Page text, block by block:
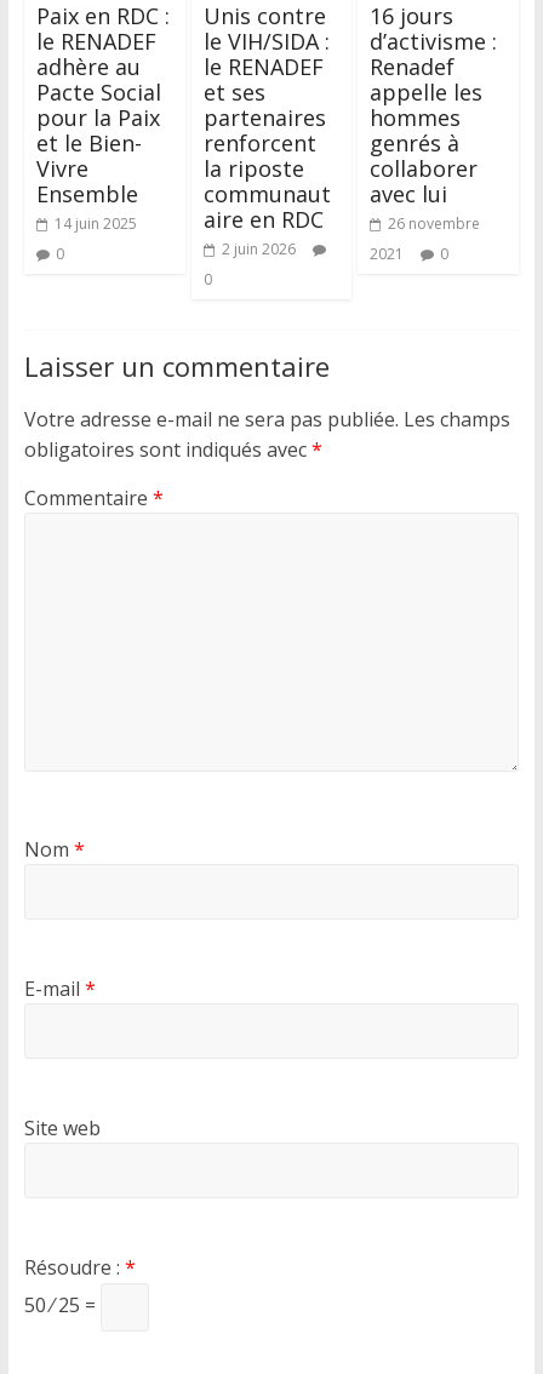
Paix en RDC :
le RENADEF
adhère au
Pacte Social
pour la Paix
et le Bien-
Vivre
Ensemble
14 juin 2025
0
Unis contre
le VIH/SIDA :
le RENADEF
et ses
partenaires
renforcent
la riposte
communaut
aire en RDC
2 juin 2026
0
16 jours
d’activisme :
Renadef
appelle les
hommes
genrés à
collaborer
avec lui
26 novembre
2021
0
Laisser un commentaire
Votre adresse e-mail ne sera pas publiée. Les champs
obligatoires sont indiqués avec*
Commentaire *
Nom *
E-mail *
Site web
Résoudre : *
50 ⁄ 25 =